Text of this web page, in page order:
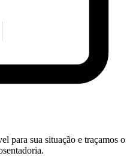
para sua situação e traçamos o